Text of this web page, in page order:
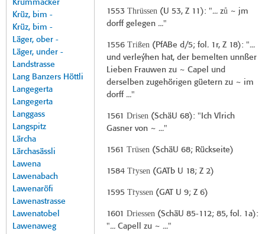
Krummacker
Krüz, bim -
Krüz, bim -
Läger, ober -
Läger, under -
Landstrasse
Lang Banzers Höttli
Langegerta
Langegerta
Langgass
Langspitz
Lärcha
Lärchasässli
Lawena
Lawenabach
Lawenaröfi
Lawenastrasse
Lawenatobel
Lawenaweg
1553 Thrüssen(U 53, Z 11 ): "... zů~ jm
dorff gelegen ..."
1556 Trißen( PfABe d/5; fol. 1r, Z 18): "...
und verleýhen hat, der bemelten unnßer
Lieben Frauwen zu ~ Capel und
derselben zugehörigen güetern zu ~ im
dorff ..."
1561 Drisen(SchäU 68): "Ich Vlrich
Gasner von ~ ..."
1561 Trüsen(SchäU 68; Rückseite)
1584 Tr̀ysen(GATb U 18; Z 2)
1595 Tr̀yssen(GAT U 9; Z 6)
1601 Driessen(SchäU 85-112; 85, fol. 1a):
"... Capell zu ~ ..."